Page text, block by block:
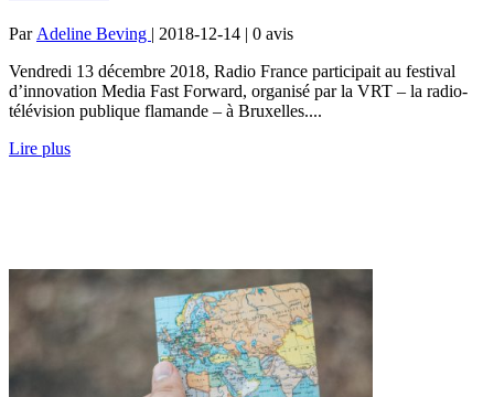
Par Adeline Beving | 2018-12-14 | 0 avis
Vendredi 13 décembre 2018, Radio France participait au festival
d’innovation Media Fast Forward, organisé par la VRT – la radio-
télévision publique flamande – à Bruxelles....
Lire plus